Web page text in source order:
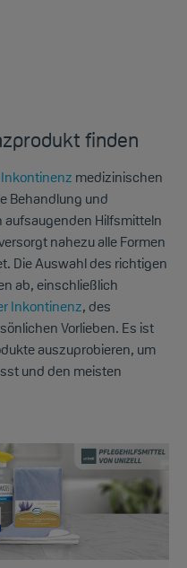
finden
Inkontinenz medizinischen
Behandlung und
aufsaugenden Hilfsmitteln
nahezu alle Formen
Die Auswahl des richtigen
ab, einschließlich
Inkontinenz, des
Vorlieben. Es ist
auszuprobieren, um
und den meisten